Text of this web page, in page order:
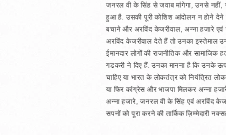
जनरल वी के सिंह से जवाब मांगेगा, उनसे नहीं,
हुआ है. उसकी पूरी कोशिश आंदोलन न होने देने
बचाने और अरविंद केजरीवाल, अन्ना हजारे
अरविंद केजरीवाल देते हैं तो उनका इस्तेमाल
ईमानदार लोगों की राजनीतिक और
गडकरी ने दिए हैं. उनका मानना है कि उनके
चाहिए या भारत के लोकतंत्र को नियंत्रित
या फिर कांग्रेस और भाजपा मिलकर अन्ना
अन्ना हजारे, जनरल वी के सिंह एवं अरविंद
सपनों को पूरा करने की तार्किक ज़िम्मेदारी